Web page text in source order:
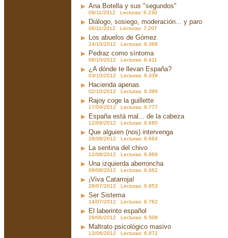
Ana Botella y sus "segundos"
09/11/2012 Lecturas: 6.230
Diálogo, sosiego, moderación... y paro
06/11/2012 Lecturas: 7.207
Los abuelos de Gómez
24/10/2012 Lecturas: 6.369
Pedraz como síntoma
06/10/2012 Lecturas: 6.411
¿A dónde te llevan España?
03/10/2012 Lecturas: 6.339
Hacienda apenas
02/10/2012 Lecturas: 6.399
Rajoy coge la guillette
17/09/2012 Lecturas: 6.777
España está mal... de la cabeza
12/09/2012 Lecturas: 6.680
Que alguien (nos) intervenga
28/08/2012 Lecturas: 6.664
La sentina del chivo
12/08/2012 Lecturas: 6.889
Una izquierda aberroncha
09/08/2012 Lecturas: 6.662
¡Viva Catarroja!
28/07/2012 Lecturas: 6.853
Ser Sistema
14/07/2012 Lecturas: 6.762
El laberinto español
28/06/2012 Lecturas: 6.508
Maltrato psicológico masivo
13/06/2012 Lecturas: 6.872